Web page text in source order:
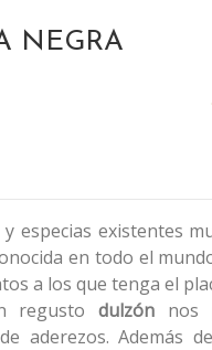
NEGRA
especias existentes
en todo el
a los que tenga el
regusto dulzónnos
aderezos. Además